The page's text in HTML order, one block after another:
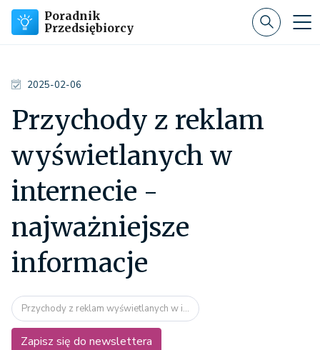
Poradnik
Przedsiębiorcy
2025-02-06
Przychody z reklam
wyświetlanych w
internecie -
najważniejsze
informacje
Przychody z reklam wyświetlanych w i...
Zapisz się do newslettera